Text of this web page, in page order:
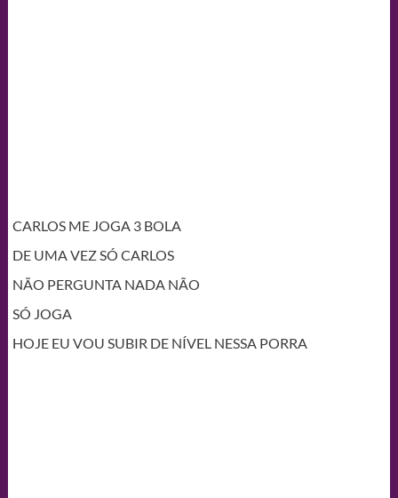
CARLOS ME JOGA 3 BOLA
DE UMA VEZ SÓ CARLOS
NÃO PERGUNTA NADA NÃO
SÓ JOGA
HOJE EU VOU SUBIR DE NÍVEL NESSA PORRA